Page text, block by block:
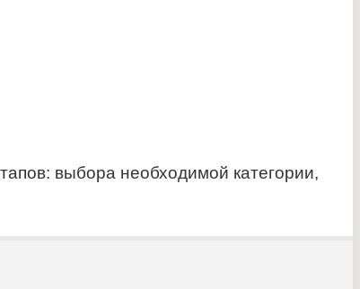
выбора необходимой категории,